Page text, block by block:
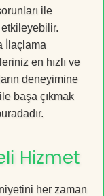
ile
İlaçlama
en hızlı ve
deneyimine
başa çıkmak
Hizmet
her zaman